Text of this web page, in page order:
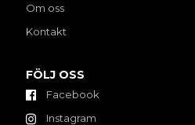
Om oss
Kontakt
FÖLJ OSS
Facebook
Instagram